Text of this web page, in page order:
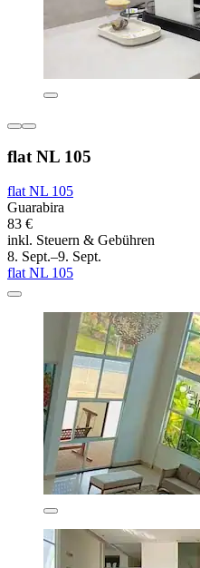
flat NL 105
flat NL 105
Guarabira
83 €
inkl. Steuern & Gebühren
8. Sept.–9. Sept.
flat NL 105